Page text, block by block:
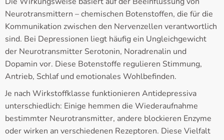
Neurotransmittern – chemischen Botenstoffen, die für die
Kommunikation zwischen den Nervenzellen verantwortlich
sind. Bei Depressionen liegt häufig ein Ungleichgewicht
der Neurotransmitter Serotonin, Noradrenalin und
Dopamin vor. Diese Botenstoffe regulieren Stimmung,
Antrieb, Schlaf und emotionales Wohlbefinden.
Je nach Wirkstoffklasse funktionieren Antidepressiva
unterschiedlich: Einige hemmen die Wiederaufnahme
bestimmter Neurotransmitter, andere blockieren Enzyme
oder wirken an verschiedenen Rezeptoren. Diese Vielfalt